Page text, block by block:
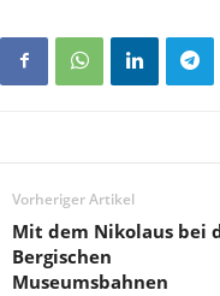
Vorheriger Artikel
Mit dem Nikolaus bei
Bergischen
Museumsbahnen